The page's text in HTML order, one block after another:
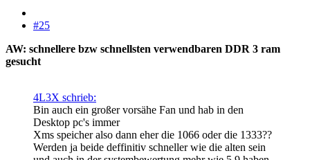
#25
AW: schnellere bzw schnellsten verwendbaren DDR 3 ram
gesucht
4L3X schrieb:
Bin auch ein großer vorsähe Fan und hab in den
Desktop pc's immer
Xms speicher also dann eher die 1066 oder die 1333??
Werden ja beide deffinitiv schneller wie die alten sein